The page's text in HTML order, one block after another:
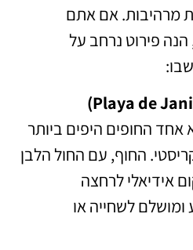
מרהיבות. אם אתם
פירוט נרחב על
אחד החופים היפים ביותר
החוף, עם החול הלבן
אידיאלי לרחצה
ומושלם לשחייה או